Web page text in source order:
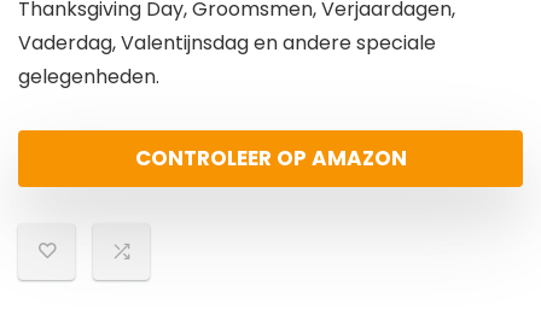
Thanksgiving Day, Groomsmen, Verjaardagen,
Vaderdag, Valentijnsdag en andere speciale
gelegenheden.
CONTROLEER OP AMAZON